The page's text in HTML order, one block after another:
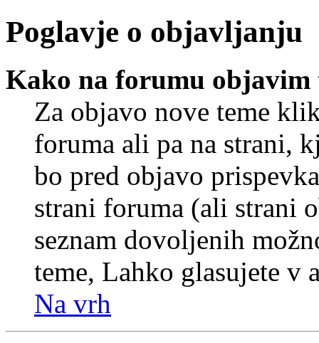
Poglavje o objavljanju
Kako na forumu objavim
Za objavo nove teme
foruma ali pa na strani,
bo pred objavo
strani foruma (ali strani
seznam dovoljenih
teme, Lahko glasujete v
Na vrh